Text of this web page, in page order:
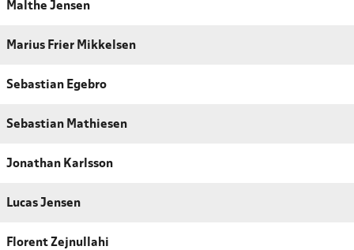
Malthe Jensen
Marius Frier Mikkelsen
Sebastian Egebro
Sebastian Mathiesen
Jonathan Karlsson
Lucas Jensen
Florent Zejnullahi